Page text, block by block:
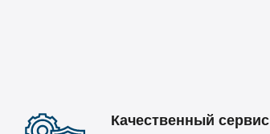
Качественный сервис